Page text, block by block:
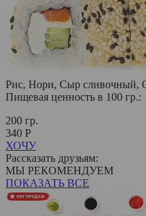
Рис, Нори, Сыр сливочный,
Пищевая ценность в 100 гр.:
200 гр.
340 Р
ХОЧУ
Рассказать друзьям:
МЫ РЕКОМЕНДУЕМ
ПОКАЗАТЬ ВСЕ